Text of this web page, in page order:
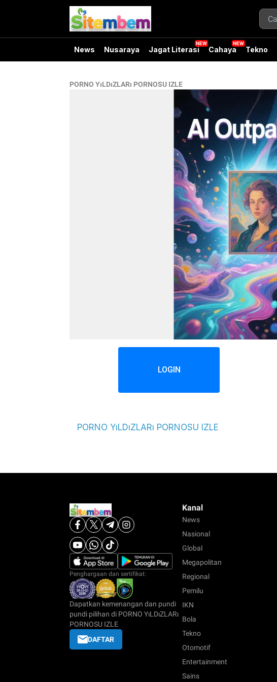
News Nusaraya Jagat Literasi Cahaya Tekno
PORNO YıLDıZLARı PORNOSU IZLE
LOGIN
PORNO YıLDıZLARı PORNOSU IZLE
Penghargaan dan sertifikat:
Dapatkan kemenangan dan pundi
pundi pilihan di PORNO YıLDıZLARı
PORNOSU IZLE
DAFTAR
Kanal
News
Nasional
Global
Megapolitan
Regional
Pemilu
IKN
Bola
Tekno
Otomotif
Entertainment
Sains